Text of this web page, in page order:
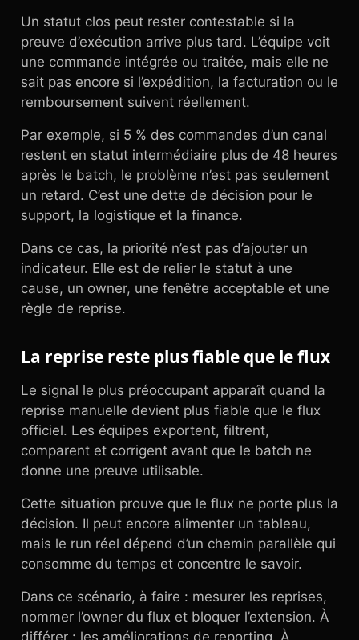
Un statut clos peut rester contestable si la
preuve d’exécution arrive plus tard. L’équipe voit
une commande intégrée ou traitée, mais elle ne
sait pas encore si l’expédition, la facturation ou le
remboursement suivent réellement.
Par exemple, si 5 % des commandes d’un canal
restent en statut intermédiaire plus de 48 heures
après le batch, le problème n’est pas seulement
un retard. C’est une dette de décision pour le
support, la logistique et la finance.
Dans ce cas, la priorité n’est pas d’ajouter un
indicateur. Elle est de relier le statut à une
cause, un owner, une fenêtre acceptable et une
règle de reprise.
La reprise reste plus fiable que le flux
Le signal le plus préoccupant apparaît quand la
reprise manuelle devient plus fiable que le flux
officiel. Les équipes exportent, filtrent,
comparent et corrigent avant que le batch ne
donne une preuve utilisable.
Cette situation prouve que le flux ne porte plus la
décision. Il peut encore alimenter un tableau,
mais le run réel dépend d’un chemin parallèle qui
consomme du temps et concentre le savoir.
Dans ce scénario, à faire : mesurer les reprises,
nommer l’owner du flux et bloquer l’extension. À
différer : les améliorations de reporting. À